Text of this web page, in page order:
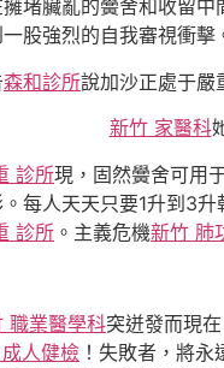
堵臟亂的黌舍和收留
股強烈的自我審視衝擊
森和診所說加沙正處于嚴
新竹 家醫科
診所現，固然黌舍可用
每人天天只要1升到3
診所 。主義危機新竹 肺
職業醫學科突迸發而現
人健檢 ！失敗者，將永